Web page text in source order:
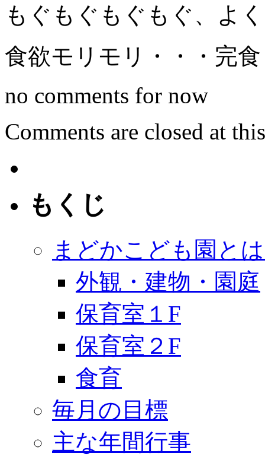
もぐもぐもぐもぐ、よ
食欲モリモリ・・・完
no comments for now
Comments are closed at
もくじ
まどかこども園と
外観・建物・園庭
保育室１F
保育室２F
食育
毎月の目標
主な年間行事